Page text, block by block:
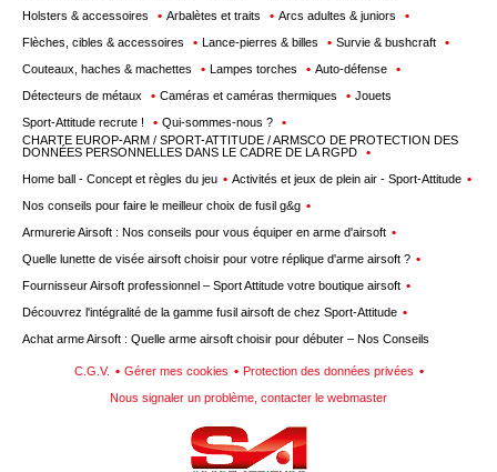
Holsters & accessoires
Arbalètes et traits
Arcs adultes & juniors
Flèches, cibles & accessoires
Lance-pierres & billes
Survie & bushcraft
Couteaux, haches & machettes
Lampes torches
Auto-défense
Détecteurs de métaux
Caméras et caméras thermiques
Jouets
Sport-Attitude recrute !
Qui-sommes-nous ?
CHARTE EUROP-ARM / SPORT-ATTITUDE / ARMSCO DE PROTECTION DES
DONNÉES PERSONNELLES DANS LE CADRE DE LA RGPD
Home ball - Concept et règles du jeu
Activités et jeux de plein air - Sport-Attitude
Nos conseils pour faire le meilleur choix de fusil g&g
Armurerie Airsoft : Nos conseils pour vous équiper en arme d'airsoft
Quelle lunette de visée airsoft choisir pour votre réplique d'arme airsoft ?
Fournisseur Airsoft professionnel – Sport Attitude votre boutique airsoft
Découvrez l'intégralité de la gamme fusil airsoft de chez Sport-Attitude
Achat arme Airsoft : Quelle arme airsoft choisir pour débuter – Nos Conseils
C.G.V. Gérer mes cookies
Protection des données privées
Nous signaler un problème, contacter le webmaster